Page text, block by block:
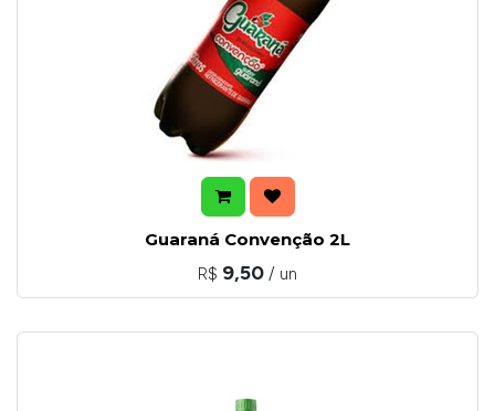
Guaraná Convenção 2L
R$ 9,50 / un